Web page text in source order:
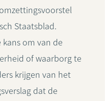
Staatsblad.
kans om van de
of waarborg te
krijgen van het
dat de